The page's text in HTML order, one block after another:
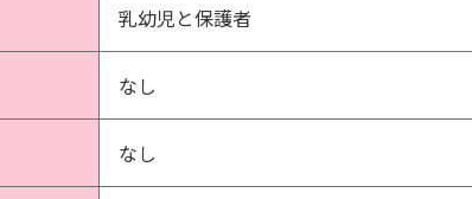
乳幼児と保護者
なし
なし